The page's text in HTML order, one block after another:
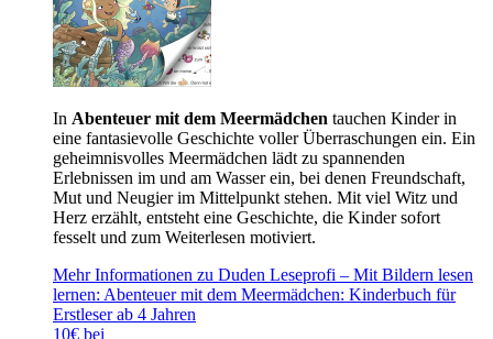
In Abenteuer mit dem Meermädchen tauchen Kinder in
eine fantasievolle Geschichte voller Überraschungen ein. Ein
geheimnisvolles Meermädchen lädt zu spannenden
Erlebnissen im und am Wasser ein, bei denen Freundschaft,
Mut und Neugier im Mittelpunkt stehen. Mit viel Witz und
Herz erzählt, entsteht eine Geschichte, die Kinder sofort
fesselt und zum Weiterlesen motiviert.
Mehr Informationen zu Duden Leseprofi – Mit Bildern lesen
lernen: Abenteuer mit dem Meermädchen: Kinderbuch für
Erstleser ab 4 Jahren
10€ bei